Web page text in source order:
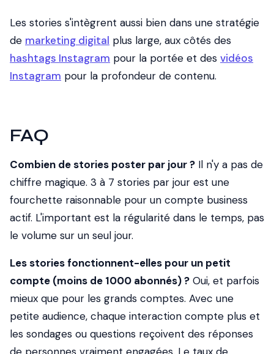
Les stories s'intègrent aussi bien dans une stratégie
de marketing digital plus large, aux côtés des
hashtags Instagram pour la portée et des vidéos
Instagram pour la profondeur de contenu.
FAQ
Combien de stories poster par jour ? Il n'y a pas de
chiffre magique. 3 à 7 stories par jour est une
fourchette raisonnable pour un compte business
actif. L'important est la régularité dans le temps, pas
le volume sur un seul jour.
Les stories fonctionnent-elles pour un petit
compte (moins de 1000 abonnés) ? Oui, et parfois
mieux que pour les grands comptes. Avec une
petite audience, chaque interaction compte plus et
les sondages ou questions reçoivent des réponses